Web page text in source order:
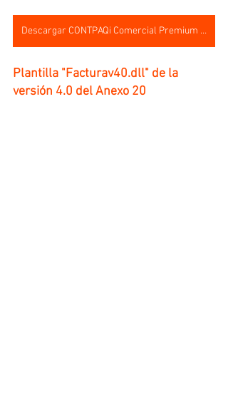
Descargar CONTPAQi Comercial Premium 7.4.1
Plantilla "Facturav40.dll" de la
versión 4.0 del Anexo 20